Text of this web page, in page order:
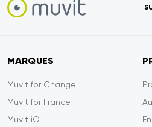
MARQUES
Muvit for Change
Muvit for France
Muvit iO